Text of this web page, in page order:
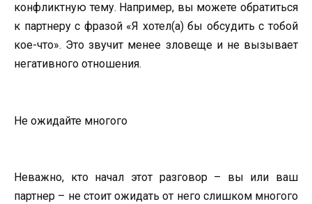
конфликтную тему. Например, вы можете обратиться
к партнеру с фразой «Я хотел(а) бы обсудить с тобой
кое-что». Это звучит менее зловеще и не вызывает
негативного отношения.
Не ожидайте многого
Неважно, кто начал этот разговор – вы или ваш
партнер – не стоит ожидать от него слишком многого